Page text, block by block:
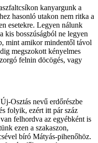
kanyargunk a
hasonló utakon nem ritka a
esetekre. Legyen nálunk
kis bosszúságból ne legyen
mint amikor mindentől távol
megszokott kényelmes
felnin döcögés, vagy
Osztás nevű erdőrészbe
folyik, ezért itt pár száz
felhordva az egyébként is
ezen a szakaszon,
bíró Mátyás-pihenőhöz.